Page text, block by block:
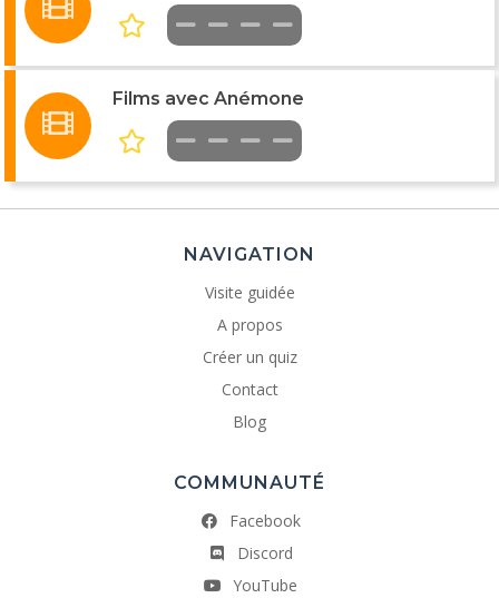
Films avec Anémone
NAVIGATION
Visite guidée
A propos
Créer un quiz
Contact
Blog
COMMUNAUTÉ
Facebook
Discord
YouTube